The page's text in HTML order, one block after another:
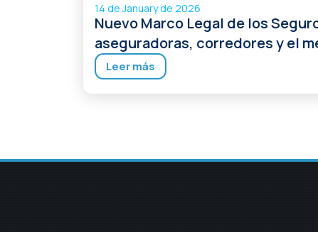
14 de January de 2026
Nuevo Marco Legal de los
aseguradoras, corredores y el
Leer más